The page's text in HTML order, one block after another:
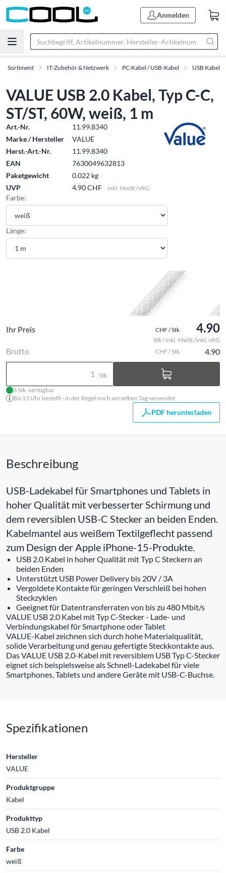
Anmelden
Sortiment IT-Zubehör & Netzwerk PC-Kabel / USB-Kabel USB Kabel
VALUE USB 2.0 Kabel, Typ C-C,
ST/ST, 60W, weiß, 1 m
Art.-Nr.
11.99.8340
Marke / Hersteller
VALUE
Herst.-Art.-Nr.
11.99.8340
EAN
7630049632813
Paketgewicht
0.022 kg
UVP
4.90 CHF inkl. MwSt./vRG
Farbe:
Länge:
Ihr Preis CHF / Stk 4.90
Stk / inkl. MwSt./inkl. vRG
Brutto CHF / Stk 4.90
Stk
3 Stk. verfügbar
Bis 15 Uhr bestellt - in der Regel noch am selben Tag versendet
PDF herunterladen
Beschreibung
USB-Ladekabel für Smartphones und Tablets in
hoher Qualität mit verbesserter Schirmung und
dem reversiblen USB-C Stecker an beiden Enden.
Kabelmantel aus weißem Textilgeflecht passend
zum Design der Apple iPhone-15-Produkte.
USB 2.0 Kabel in hoher Qualität mit Typ C Steckern an
beiden Enden
Unterstützt USB Power Delivery bis 20V / 3A
Vergoldete Kontakte für geringen Verschleiß bei hohen
Steckzyklen
Geeignet für Datentransferraten von bis zu 480 Mbit/s
VALUE USB 2.0 Kabel mit Typ C-Stecker - Lade- und
Verbindungskabel für Smartphone oder Tablet
VALUE-Kabel zeichnen sich durch hohe Materialqualität,
solide Verarbeitung und genau gefertigte Steckkontakte aus.
Das VALUE USB 2.0-Kabel mit reversiblem USB Typ C-Stecker
eignet sich beispielsweise als Schnell-Ladekabel für viele
Smartphones, Tablets und andere Geräte mit USB-C-Buchse.
Spezifikationen
Hersteller
VALUE
Produktgruppe
Kabel
Produkttyp
USB 2.0 Kabel
Farbe
weiß